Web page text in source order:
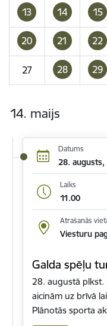
13 14 15
20 21 22
27 28 29
14. maijs
Datums
28. augusts,
Laiks
11.00
Atrašanās
Viesturu
Galda spēļu
28. augustā
aicinām uz brīvā
Plānotās sporta